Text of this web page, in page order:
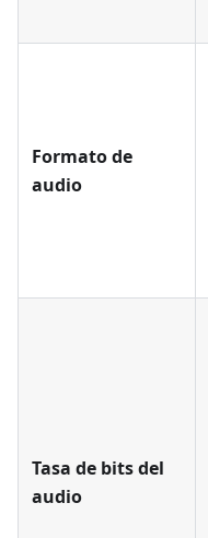
Formato de
audio
Tasa de bits del
audio